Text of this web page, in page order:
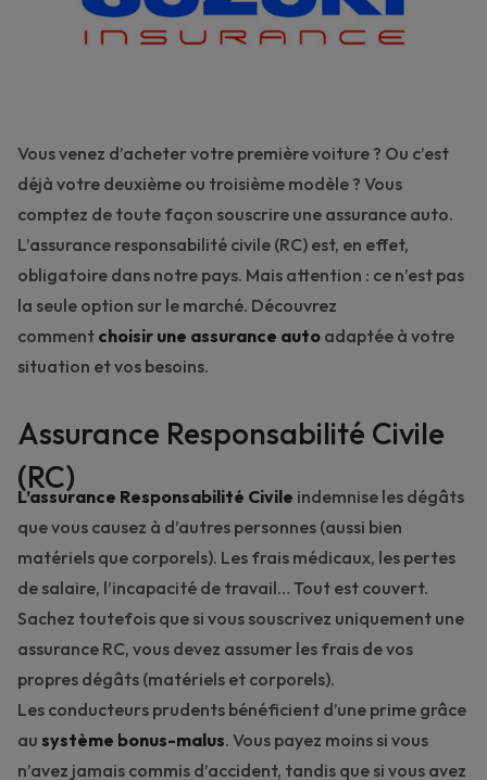
Vous venez d’acheter votre première voiture ? Ou c’est
déjà votre deuxième ou troisième modèle ? Vous
comptez de toute façon souscrire une assurance auto.
L’assurance responsabilité civile (RC) est, en effet,
obligatoire dans notre pays. Mais attention : ce n’est pas
la seule option sur le marché. Découvrez
comment choisir une assurance auto adaptée à votre
situation et vos besoins.
Assurance Responsabilité Civile
(RC)
L’assurance Responsabilité Civile indemnise les dégâts
que vous causez à d’autres personnes (aussi bien
matériels que corporels). Les frais médicaux, les pertes
de salaire, l’incapacité de travail… Tout est couvert.
Sachez toutefois que si vous souscrivez uniquement une
assurance RC, vous devez assumer les frais de vos
propres dégâts (matériels et corporels).
Les conducteurs prudents bénéficient d’une prime grâce
au système bonus-malus. Vous payez moins si vous
n’avez jamais commis d’accident, tandis que si vous avez